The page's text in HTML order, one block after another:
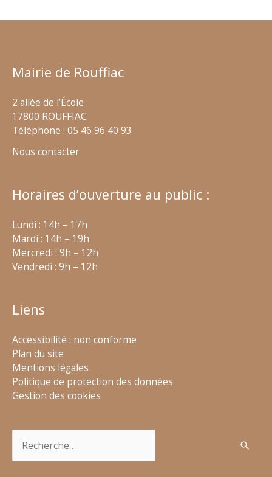
Mairie de Rouffiac
2 allée de l’École
17800 ROUFFIAC
Téléphone : 05 46 96 40 93
Nous contacter
Horaires d’ouverture au public :
Lundi : 14h – 17h
Mardi : 14h – 19h
Mercredi : 9h – 12h
Vendredi : 9h – 12h
Liens
Accessibilité : non conforme
Plan du site
Mentions légales
Politique de protection des données
Gestion des cookies